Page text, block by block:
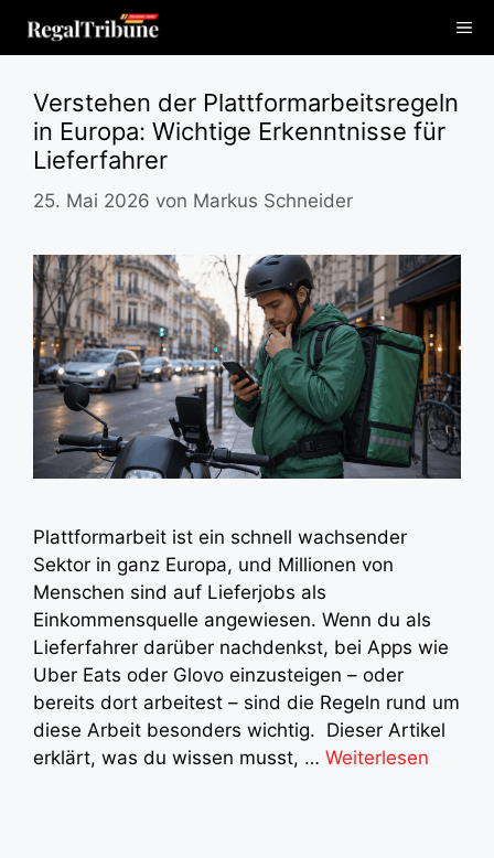
Inhalt
Verstehen der Plattformarbeitsregeln
in Europa: Wichtige Erkenntnisse für
Lieferfahrer
25. Mai 2026 von Markus Schneider
Plattformarbeit ist ein schnell wachsender
Sektor in ganz Europa, und Millionen von
Menschen sind auf Lieferjobs als
Einkommensquelle angewiesen. Wenn du als
Lieferfahrer darüber nachdenkst, bei Apps wie
Uber Eats oder Glovo einzusteigen – oder
bereits dort arbeitest – sind die Regeln rund um
diese Arbeit besonders wichtig. Dieser Artikel
erklärt, was du wissen musst, … Weiterlesen